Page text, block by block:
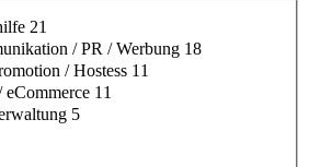
21
/ PR / Werbung 18
/ Hostess 11
11
5